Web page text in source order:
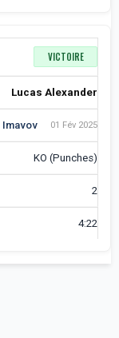
VICTOIRE
Lucas Alexander
Imavov 01 Fév 2025
KO (Punches)
2
4:22